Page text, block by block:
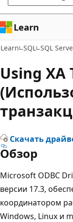
Learn
Learn SQL SQL
Using XA
Скачать
Обзор
Microsoft ODBC
версии 17.3,
координатором
Windows, Linux и